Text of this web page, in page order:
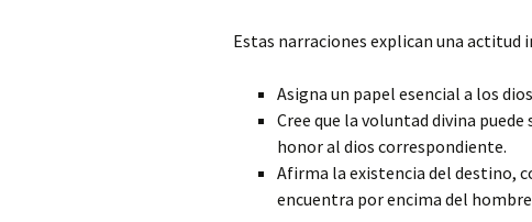
Estas narraciones explican una actitud
Asigna un papel esencial a los
Cree que la voluntad divina
honor al dios correspondiente.
Afirma la existencia del destino,
encuentra por encima del hombre